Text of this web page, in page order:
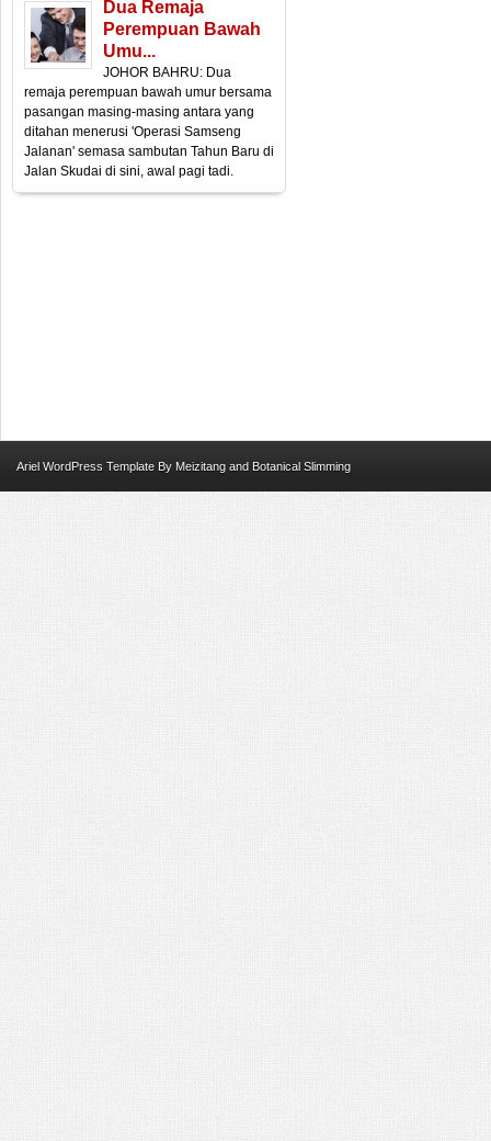
Dua Remaja
Perempuan Bawah
Umu...
JOHOR BAHRU: Dua
remaja perempuan bawah umur bersama
pasangan masing-masing antara yang
ditahan menerusi 'Operasi Samseng
Jalanan' semasa sambutan Tahun Baru di
Jalan Skudai di sini, awal pagi tadi.
Ariel WordPress Template By Meizitang and Botanical Slimming